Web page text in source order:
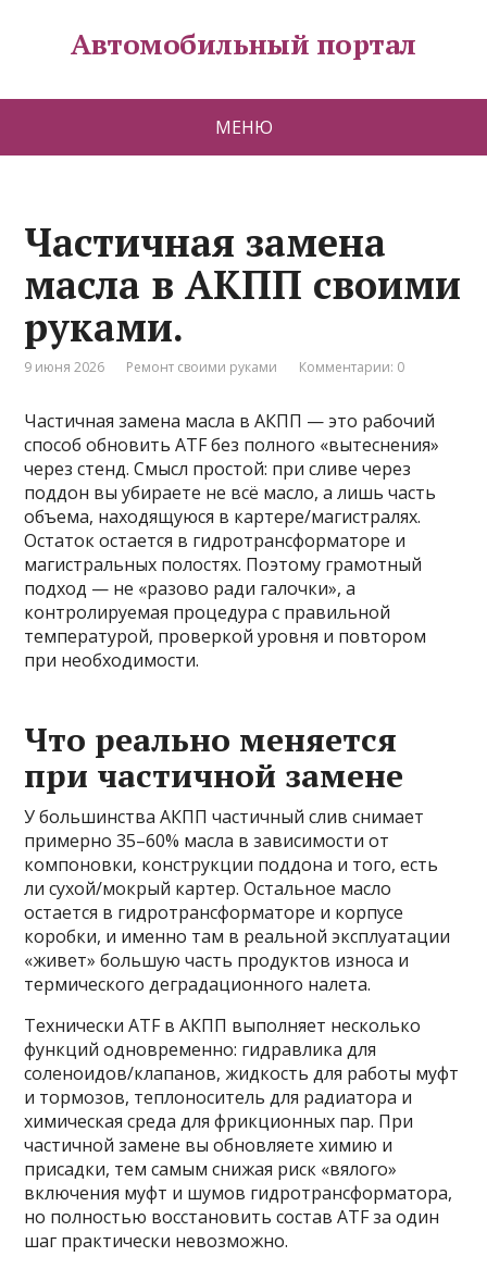
Автомобильный портал
МЕНЮ
Частичная замена
масла в АКПП своими
руками.
9 июня 2026 Ремонт своими руками Комментарии: 0
Частичная замена масла в АКПП — это рабочий
способ обновить ATF без полного «вытеснения»
через стенд. Смысл простой: при сливе через
поддон вы убираете не всё масло, а лишь часть
объема, находящуюся в картере/магистралях.
Остаток остается в гидротрансформаторе и
магистральных полостях. Поэтому грамотный
подход — не «разово ради галочки», а
контролируемая процедура с правильной
температурой, проверкой уровня и повтором
при необходимости.
Что реально меняется
при частичной замене
У большинства АКПП частичный слив снимает
примерно 35–60% масла в зависимости от
компоновки, конструкции поддона и того, есть
ли сухой/мокрый картер. Остальное масло
остается в гидротрансформаторе и корпусе
коробки, и именно там в реальной эксплуатации
«живет» большую часть продуктов износа и
термического деградационного налета.
Технически ATF в АКПП выполняет несколько
функций одновременно: гидравлика для
соленоидов/клапанов, жидкость для работы муфт
и тормозов, теплоноситель для радиатора и
химическая среда для фрикционных пар. При
частичной замене вы обновляете химию и
присадки, тем самым снижая риск «вялого»
включения муфт и шумов гидротрансформатора,
но полностью восстановить состав ATF за один
шаг практически невозможно.